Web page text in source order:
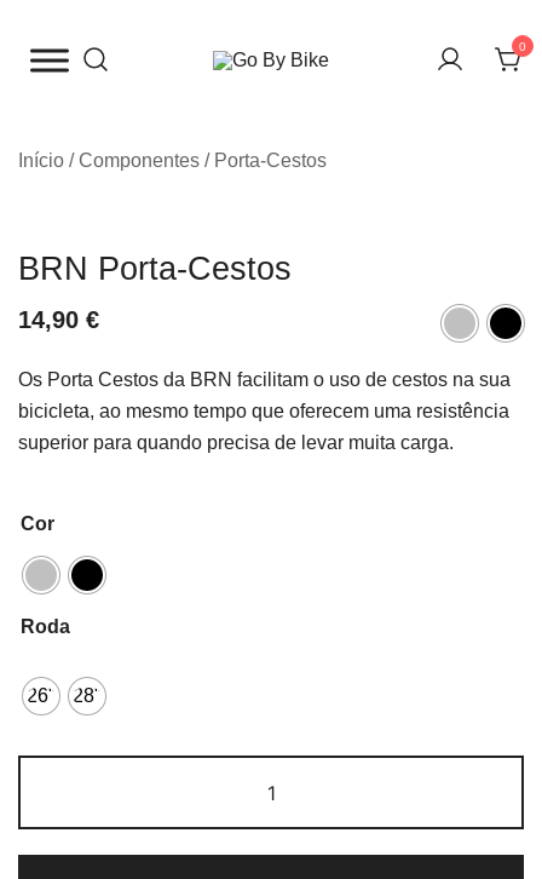
para
0
Início /Componentes / Porta-Cestos
BRN Porta-Cestos
14,90 €
Os Porta Cestos da BRN facilitam o uso de cestos na sua
bicicleta, ao mesmo tempo que oferecem uma resistência
superior para quando precisa de levar muita carga.
Cor
Roda
26" 28"
de
BRN